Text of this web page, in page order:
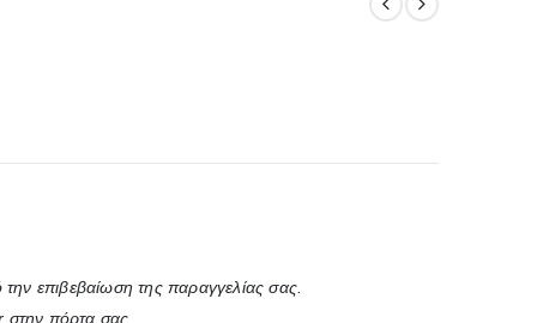
επιβεβαίωση της παραγγελίας σας.
στην πόρτα σας